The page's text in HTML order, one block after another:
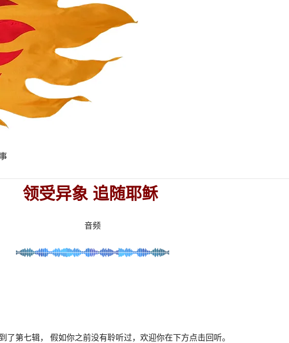
领受异象 追随耶稣
音频
了第七辑， 假如你之前没有聆听过，欢迎你在下方点击回听。